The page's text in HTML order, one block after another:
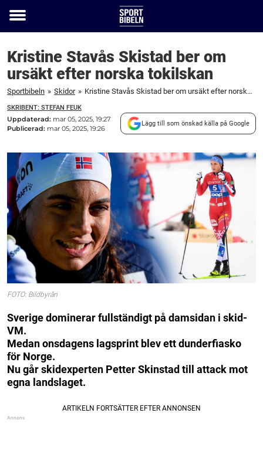
Toggle
Kristine Stavås Skistad ber om
ursäkt efter norska tokilskan
Sportbibeln » Skidor » Kristine Stavås Skistad ber om ursäkt efter norska tokilskan
SKRIBENT: STEFAN FEUK
Uppdaterad: mar 05, 2025, 19:27
Publicerad: mar 05, 2025, 19:26
Lägg till som önskad källa på Google
FOTO: Bildbyrån
Sverige dominerar fullständigt på damsidan i skid-
VM.
Medan onsdagens lagsprint blev ett dunderfiasko
för Norge.
Nu går skidexperten Petter Skinstad till attack mot
egna landslaget.